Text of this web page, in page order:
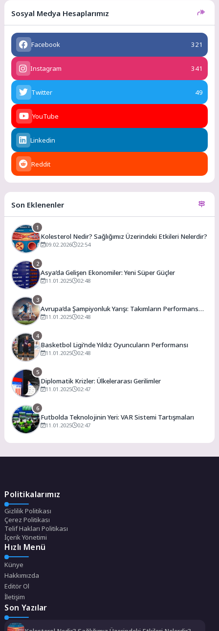
Sosyal Medya Hesaplarımız
Facebook 321
Instagram 341
Twitter 49
YouTube
Linkedin
Reddit
Son Eklenenler
1
Kolesterol Nedir? Sağlığımız Üzerindeki Etkileri Nelerdir?
09.02.2026 22:54
2
Asya’da Gelişen Ekonomiler: Yeni Süper Güçler
11.01.2025 02:48
3
Avrupa’da Şampiyonluk Yarışı: Takımların Performans
Analizi
11.01.2025 02:48
4
Basketbol Ligi’nde Yıldız Oyuncuların Performansı
11.01.2025 02:48
5
Diplomatik Krizler: Ülkelerarası Gerilimler
11.01.2025 02:47
6
Futbolda Teknolojinin Yeri: VAR Sistemi Tartışmaları
11.01.2025 02:47
Politikalarımız
Gizlilik Politikası
Çerez Politikası
Telif Hakları Politikası
İçerik Yönetimi
Hızlı Menü
Künye
Hakkımızda
Editör Ol
İletişim
Son Yazılar